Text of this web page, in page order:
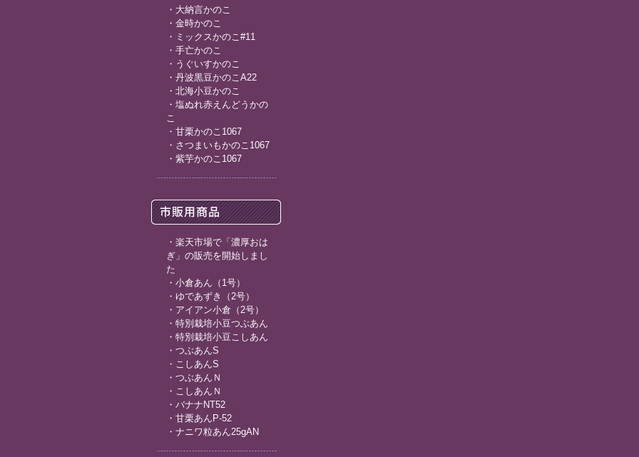
・ 大納言かのこ
・ 金時かのこ
・ ミックスかのこ#11
・ 手亡かのこ
・ うぐいすかのこ
・ 丹波黒豆かのこA22
・ 北海小豆かのこ
・ 塩ぬれ赤えんどうかの
こ
・ 甘栗かのこ1067
・ さつまいもかのこ1067
・ 紫芋かのこ1067
・ 楽天市場で「濃厚おは
ぎ」の販売を開始しまし
た
・ 小倉あん（1号）
・ ゆであずき（2号）
・ アイアン小倉（2号）
・ 特別栽培小豆つぶあん
・ 特別栽培小豆こしあん
・ つぶあんS
・ こしあんS
・ つぶあんＮ
・ こしあんＮ
・ バナナNT52
・ 甘栗あんP-52
・ ナニワ粒あん25gAN